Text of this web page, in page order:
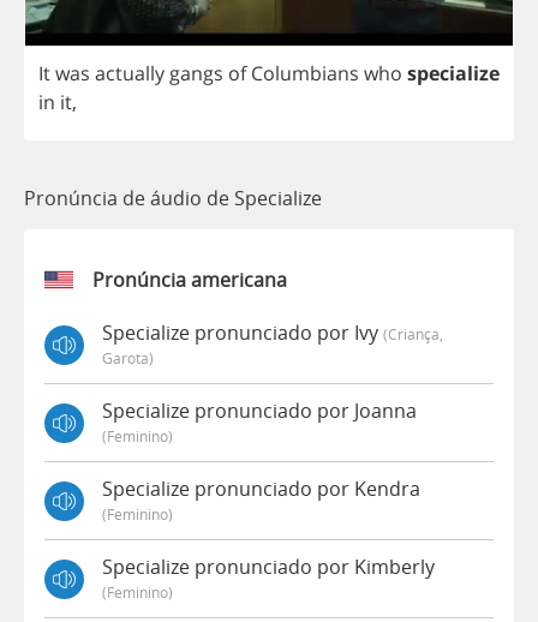
Itwas actually gangs of Columbians who specialize
in it,
Pronúncia de áudio de Specialize
Pronúncia americana
Specialize pronunciado por Ivy (criança,
Garota)
Specialize pronunciado por Joanna
(feminino)
Specialize pronunciado por Kendra
(feminino)
Specialize pronunciado por Kimberly
(feminino)